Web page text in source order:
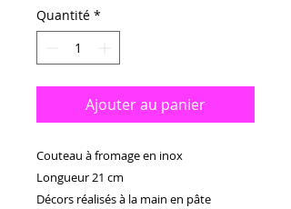
Quantité *
Ajouter au panier
Couteau à fromage en inox
Longueur 21 cm
Décors réalisés à la main en pâte